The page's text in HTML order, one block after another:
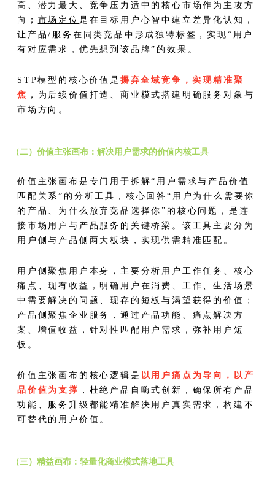
高、潜力最大、竞争压力适中的核心市场作为主攻方
向； 市场定位 是在目标用户心智中建立差异化认知，
让产品/服务在同类竞品中形成独特标签，实现“用户
有对应需求，优先想到该品牌”的效果。
STP模型的核心价值是 摒弃全域竞争，实现精准聚
焦 ，为后续价值打造、商业模式搭建明确服务对象与
市场方向。
（二）价值主张画布：解决用户需求的价值内核工具
价值主张画布是专门用于拆解“用户需求与产品价值
匹配关系”的分析工具，核心回答“用户为什么需要你
的产品、为什么放弃竞品选择你”的核心问题，是连
接市场用户与产品服务的关键桥梁。该工具主要分为
用户侧与产品侧两大板块，实现供需精准匹配。
用户侧聚焦用户本身，主要分析用户工作任务、核心
痛点、现有收益，明确用户在消费、工作、生活场景
中需要解决的问题、现存的短板与渴望获得的价值；
产品侧聚焦企业服务，通过产品功能、痛点解决方
案、增值收益，针对性匹配用户需求，弥补用户短
板。
价值主张画布的核心逻辑是 以用户痛点为导向，以产
品价值为支撑 ，杜绝产品自嗨式创新，确保所有产品
功能、服务升级都能精准解决用户真实需求，构建不
可替代的用户价值。
（三）精益画布：轻量化商业模式落地工具